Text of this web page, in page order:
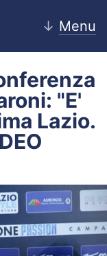
↓ Menu
"E'
Lazio.